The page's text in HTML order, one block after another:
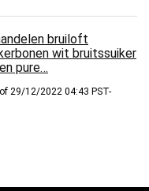
bruiloft
wit bruitssuiker
pure…
29/12/2022 04:43 PST-